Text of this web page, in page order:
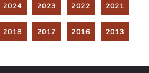
2024 2023 2022 2021
2018 2017 2016 2013